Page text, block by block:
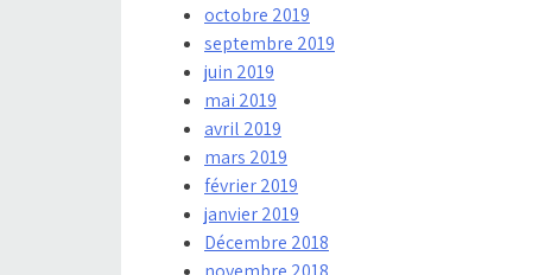
octobre 2019
septembre 2019
juin 2019
mai 2019
avril 2019
mars 2019
février 2019
janvier 2019
Décembre 2018